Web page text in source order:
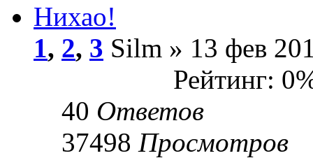
Нихао!
1, 2, 3 Silm » 13 фев
Рейтинг:
40 Ответов
37498 Просмотров